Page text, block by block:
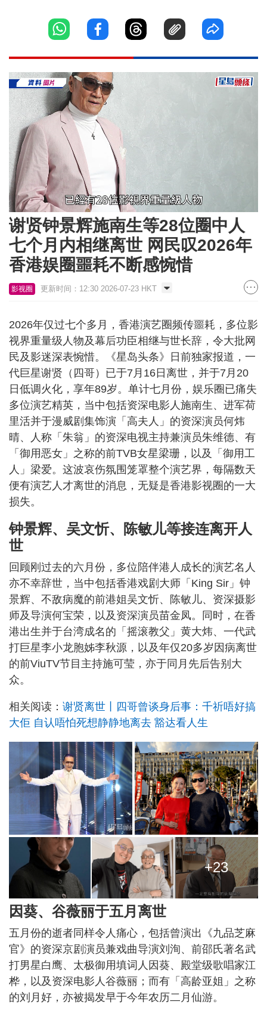
Unmute Loaded:
34.77%
谢贤钟景辉施南生等28位圈中人
七个月内相继离世 网民叹2026年
香港娱圈噩耗不断感惋惜
影视圈 更新时间：12:30 2026-07-23 HKT
2026年仅过七个多月，香港演艺圈频传噩耗，多位影
视界重量级人物及幕后功臣相继与世长辞，令大批网
民及影迷深表惋惜。《星岛头条》日前独家报道，一
代巨星谢贤（四哥）已于7月16日离世，并于7月20
日低调火化，享年89岁。单计七月份，娱乐圈已痛失
多位演艺精英，当中包括资深电影人施南生、进军荷
里活并于漫威剧集饰演「高夫人」的资深演员何炜
晴、人称「朱翁」的资深电视主持兼演员朱维德、有
「御用恶女」之称的前TVB女星梁珊，以及「御用工
人」梁爱。这波哀伤氛围笼罩整个演艺界，每隔数天
便有演艺人才离世的消息，无疑是香港影视圈的一大
损失。
钟景辉、吴文忻、陈敏儿等接连离开人
世
回顾刚过去的六月份，多位陪伴港人成长的演艺名人
亦不幸辞世，当中包括香港戏剧大师「King Sir」钟
景辉、不敌病魔的前港姐吴文忻、陈敏儿、资深摄影
师及导演何宝荣，以及资深演员苗金凤。同时，在香
港出生并于台湾成名的「摇滚教父」黄大炜、一代武
打巨星李小龙胞姊李秋源，以及年仅20多岁因病离世
的前ViuTV节目主持施可莹，亦于同月先后告别大
众。
相关阅读： 谢贤离世丨四哥曾谈身后事：千祈唔好搞
大佢 自认唔怕死想静静地离去 豁达看人生
+23
因葵、谷薇丽于五月离世
五月份的逝者同样令人痛心，包括曾演出《九品芝麻
官》的资深京剧演员兼戏曲导演刘洵、前邵氏著名武
打男星白鹰、太极御用填词人因葵、殿堂级歌唱家江
桦，以及资深电影人谷薇丽；而有「高龄亚姐」之称
的刘月好，亦被揭发早于今年农历二月仙游。